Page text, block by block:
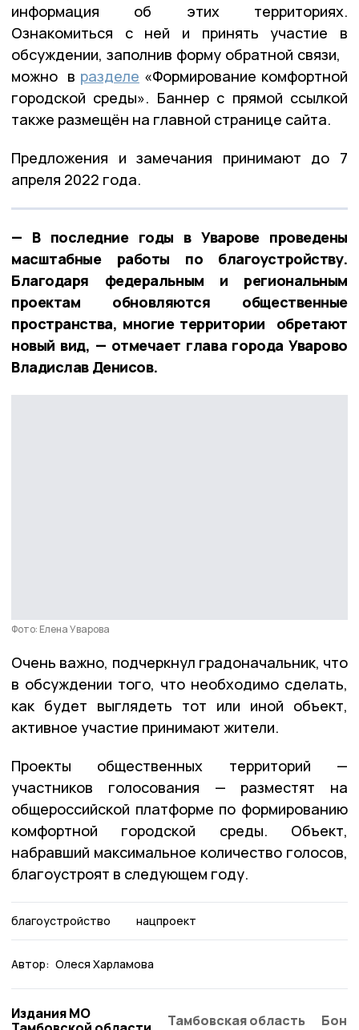
информация об этих территориях.
Ознакомиться с ней и принять участие в
обсуждении, заполнив форму обратной связи,
можно в разделе «Формирование комфортной
городской среды». Баннер с прямой ссылкой
также размещён на главной странице сайта.
Предложения и замечания принимают до 7
апреля 2022 года.
— В последние годы в Уварове проведены
масштабные работы по благоустройству.
Благодаря федеральным и региональным
проектам обновляются общественные
пространства, многие территории обретают
новый вид, — отмечает глава города Уварово
Владислав Денисов.
Фото: Елена Уварова
Очень важно, подчеркнул градоначальник, что
в обсуждении того, что необходимо сделать,
как будет выглядеть тот или иной объект,
активное участие принимают жители.
Проекты общественных территорий —
участников голосования — разместят на
общероссийской платформе по формированию
комфортной городской среды. Объект,
набравший максимальное количество голосов,
благоустроят в следующем году.
благоустройство нацпроект
Автор: Олеся Харламова
Издания МО
Тамбовская область